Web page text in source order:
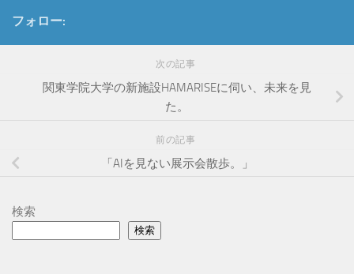
フォロー:
次の記事
関東学院大学の新施設HAMARISEに伺い、未来を見
た。
前の記事
「AIを見ない展示会散歩。」
検索
検索